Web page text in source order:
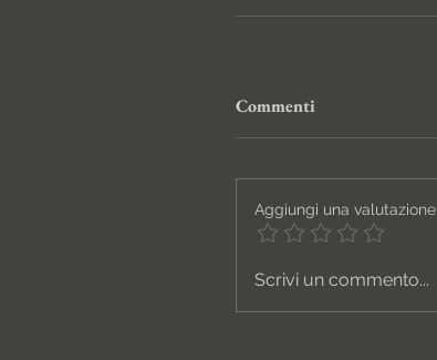
Commenti
Aggiungi una valutazione
Scrivi un commento...